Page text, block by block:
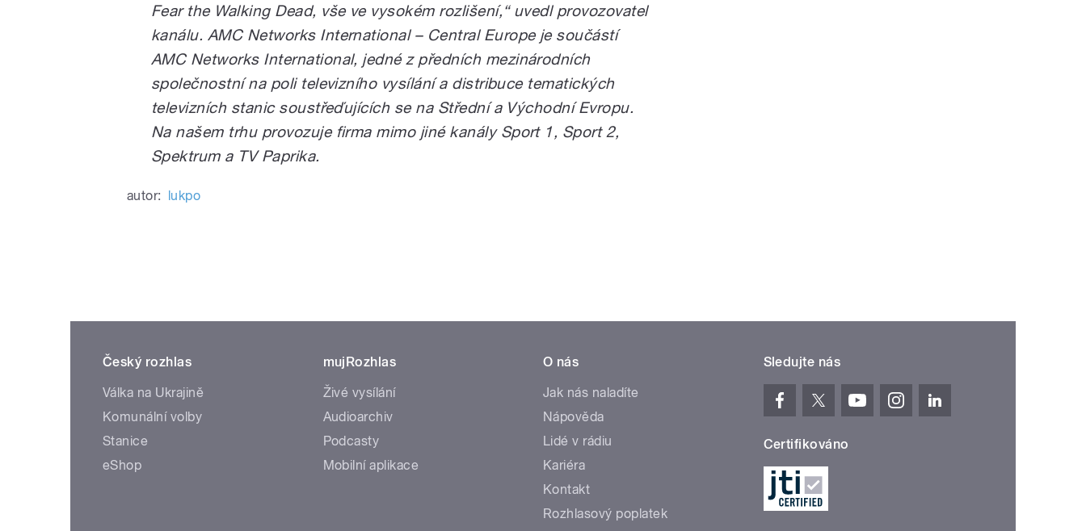
Fear the Walking Dead, vše ve vysokém rozlišení,“ uvedl provozovatel
kanálu. AMC Networks International – Central Europe je součástí
AMC Networks International, jedné z předních mezinárodních
společnostní na poli televizního vysílání a distribuce tematických
televizních stanic soustřeďujících se na Střední a Východní Evropu.
Na našem trhu provozuje firma mimo jiné kanály Sport 1, Sport 2,
Spektrum a TV Paprika.
autor: lukpo
Český rozhlas
Válka na Ukrajině
Komunální volby
Stanice
eShop
mujRozhlas
Živé vysílání
Audioarchiv
Podcasty
Mobilní aplikace
O nás
Jak nás naladíte
Nápověda
Lidé v rádiu
Kariéra
Kontakt
Rozhlasový poplatek
Sledujte nás
Certifikováno